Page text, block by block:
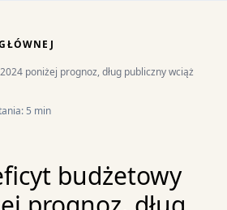
poniżej prognoz, dług publiczny wciąż
5 min
budżetowy